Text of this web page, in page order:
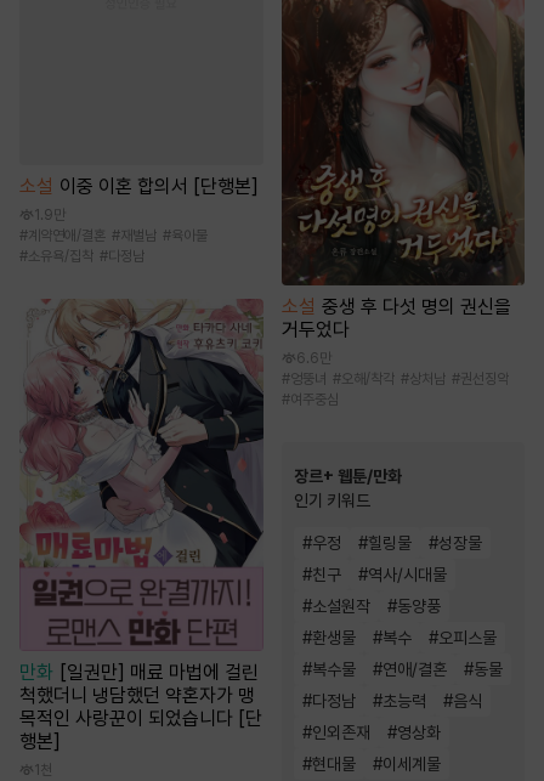
소설 이중 이혼 합의서 [단행본]
1.9만
# 계약연애/결혼 # 재벌남 #육아물
#소유욕/집착 #다정남
만화 [일권만] 매료 마법에 걸린
척했더니 냉담했던 약혼자가 맹
목적인 사랑꾼이 되었습니다 [단
행본]
1천
소설 중생 후 다섯 명의 권신을
거두었다
6.6만
#엉뚱녀 #오해/착각 #상처남 #권선징악
#여주중심
장르+ 웹툰/만화
인기 키워드
#우정 #힐링물 #성장물
#친구 #역사/시대물
#소설원작 #동양풍
#환생물 #복수 #오피스물
#복수물 #연애/결혼 #동물
#다정남 #초능력 #음식
#인외존재 #영상화
#현대물 #이세계물